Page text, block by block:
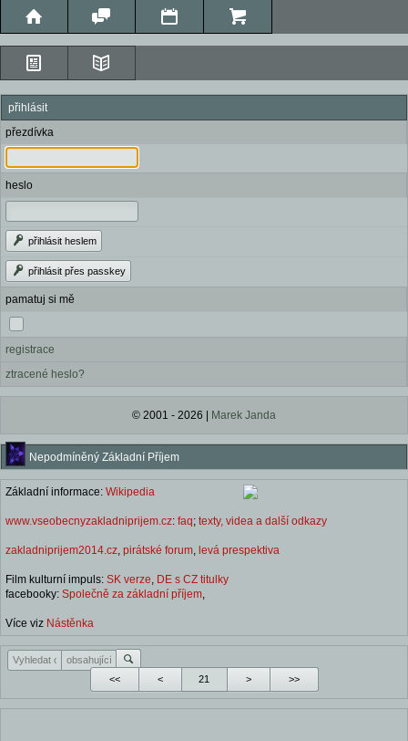
přihlásit
přezdívka
heslo
přihlásit heslem
přihlásit přes passkey
pamatuj si mě
registrace
ztracené heslo?
© 2001 - 2026 | Marek Janda
Nepodmíněný Základní Příjem
Základní informace: Wikipedia
www.vseobecnyzakladniprijem.cz: faq; texty, videa a další odkazy
zakladniprijem2014.cz, pirátské forum, levá prespektiva
Film kulturní impuls: SK verze, DE s CZ titulky
facebooky: Společně za základní příjem,
Více viz Nástěnka
<< < > >>